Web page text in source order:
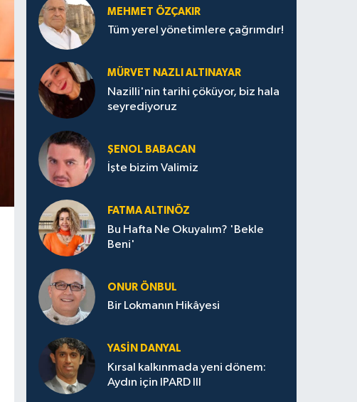
MEHMET ÖZÇAKIR
Tüm yerel yönetimlere çağrımdır!
MÜRVET NAZLI ALTINAYAR
Nazilli'nin tarihi çöküyor, biz hala
seyrediyoruz
ŞENOL BABACAN
İşte bizim Valimiz
FATMA ALTINÖZ
Bu Hafta Ne Okuyalım? 'Bekle
Beni'
ONUR ÖNBUL
Bir Lokmanın Hikâyesi
YASIN DANYAL
Kırsal kalkınmada yeni dönem:
Aydın için IPARD III